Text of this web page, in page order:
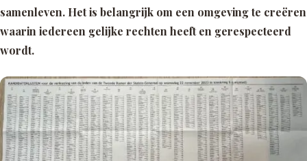
samenleven. Het is belangrijk om een omgeving te creëren
waarin iedereen gelijke rechten heeft en gerespecteerd
wordt.